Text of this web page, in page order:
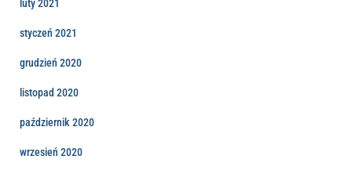
luty 2021
styczeń 2021
grudzień 2020
listopad 2020
październik 2020
wrzesień 2020